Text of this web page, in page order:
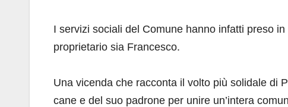
I servizi sociali del Comune hanno infatti preso
proprietario sia Francesco.
Una vicenda che racconta il volto più solidale di
cane e del suo padrone per unire un’intera